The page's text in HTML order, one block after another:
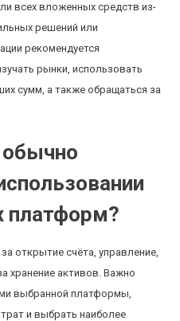
всех вложенных средств из-
решений или
рекомендуется
рынки, использовать
сумм, а также обращаться за
обычно
платформ?
открытие счёта, управление,
хранение активов. Важно
выбранной платформы,
и выбрать наиболее